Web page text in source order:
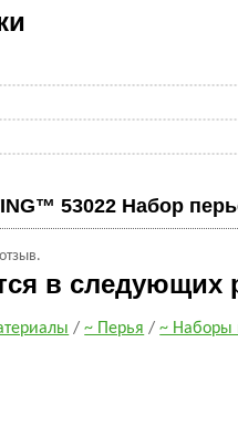
53022 Набор
в следующих
/~ Перья /~ Наборы